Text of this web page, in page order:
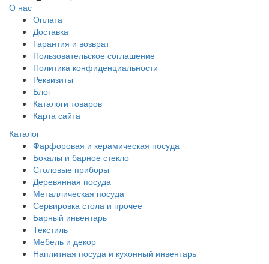
О нас
Оплата
Доставка
Гарантия и возврат
Пользовательское соглашение
Политика конфиденциальности
Реквизиты
Блог
Каталоги товаров
Карта сайта
Каталог
Фарфоровая и керамическая посуда
Бокалы и барное стекло
Столовые приборы
Деревянная посуда
Металлическая посуда
Сервировка стола и прочее
Барный инвентарь
Текстиль
Мебель и декор
Наплитная посуда и кухонный инвентарь